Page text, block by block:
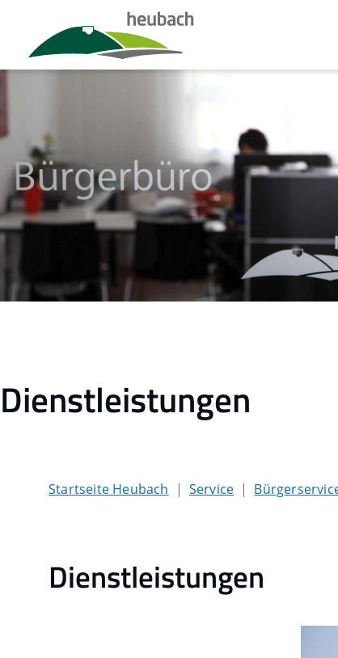
Dienstleistungen
Startseite Heubach Service
Dienstleistungen